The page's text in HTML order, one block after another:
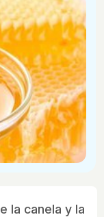
la canela y la